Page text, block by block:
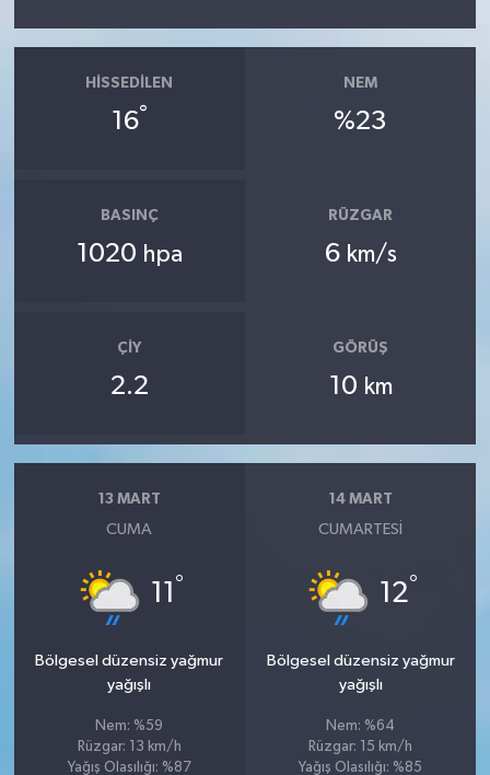
HISSEDILEN
16°
NEM
%23
BASINÇ
1020 hpa
RÜZGAR
6 km/s
ÇIY
2.2
GÖRÜŞ
10 km
13 MART
CUMA
11 °
Bölgesel düzensiz yağmur
yağışlı
Nem: %59
Rüzgar: 13 km/h
Yağış Olasılığı: %87
14 MART
CUMARTESI
12°
Bölgesel düzensiz yağmur
yağışlı
Nem: %64
Rüzgar: 15 km/h
Yağış Olasılığı: %85